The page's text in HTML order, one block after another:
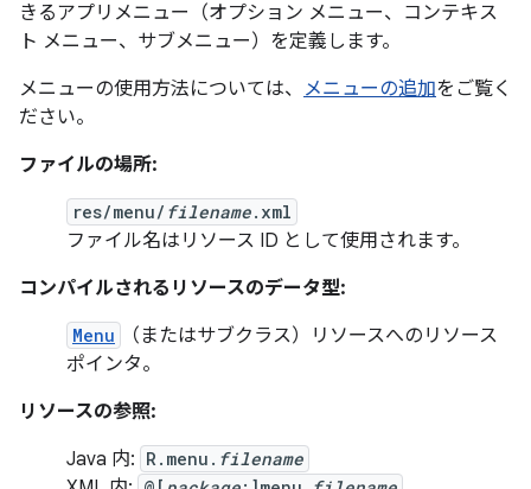
きるアプリメニュー（オプション メニュー、コンテキス
ト メニュー、サブメニュー）を定義します。
メニューの使用方法については、 メニューの追加をご覧く
ださい。
ファイルの場所:
res/menu/ filename.xml
ファイル名はリソース ID として使用されます。
コンパイルされるリソースのデータ型:
Menu
（またはサブクラス）リソースへのリソース
ポインタ。
リソースの参照:
Java 内: R.menu. filename